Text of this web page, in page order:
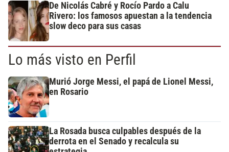
De Nicolás Cabré y Rocío Pardo a Calu
Rivero: los famosos apuestan a la tendencia
slow deco para sus casas
Lo más visto en Perfil
Murió Jorge Messi, el papá de Lionel Messi,
en Rosario
La Rosada busca culpables después de la
derrota en el Senado y recalcula su